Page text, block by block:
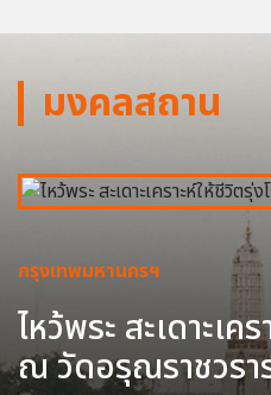
มงคลสถาน
กรุงเทพมหานครฯ
ไหว้พระ สะเดาะเค
ณ วัดอรุณราชวรา